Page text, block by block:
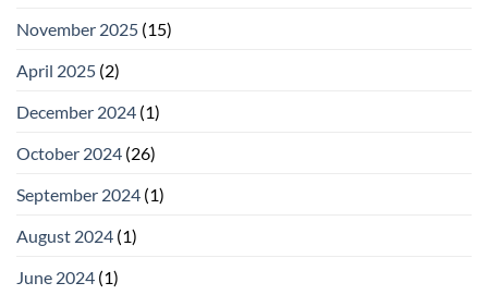
November 2025 (15)
April 2025 (2)
December 2024 (1)
October 2024 (26)
September 2024 (1)
August 2024 (1)
June 2024 (1)